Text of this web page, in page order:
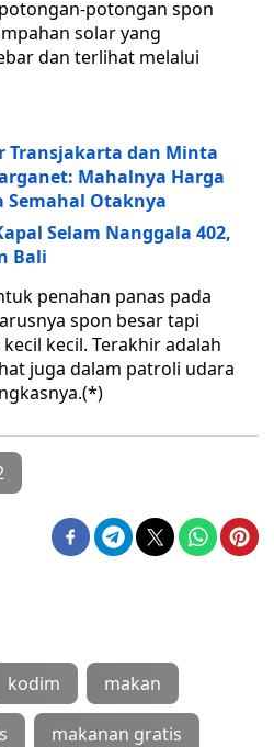
potongan spon
solar yang
dan terlihat melalui
Transjakarta dan Minta
Mahalnya Harga
Semahal Otaknya
Selam Nanggala 402,
Bali
penahan panas pada
spon besar tapi
kecil. Terakhir adalah
juga dalam patroli udara
kodim makan
makanan gratis